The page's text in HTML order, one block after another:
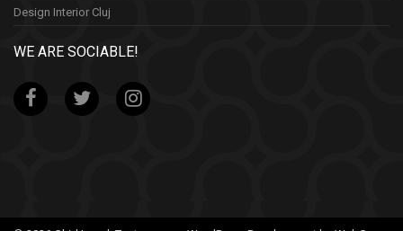
Design Interior Cluj
WE ARE SOCIABLE!